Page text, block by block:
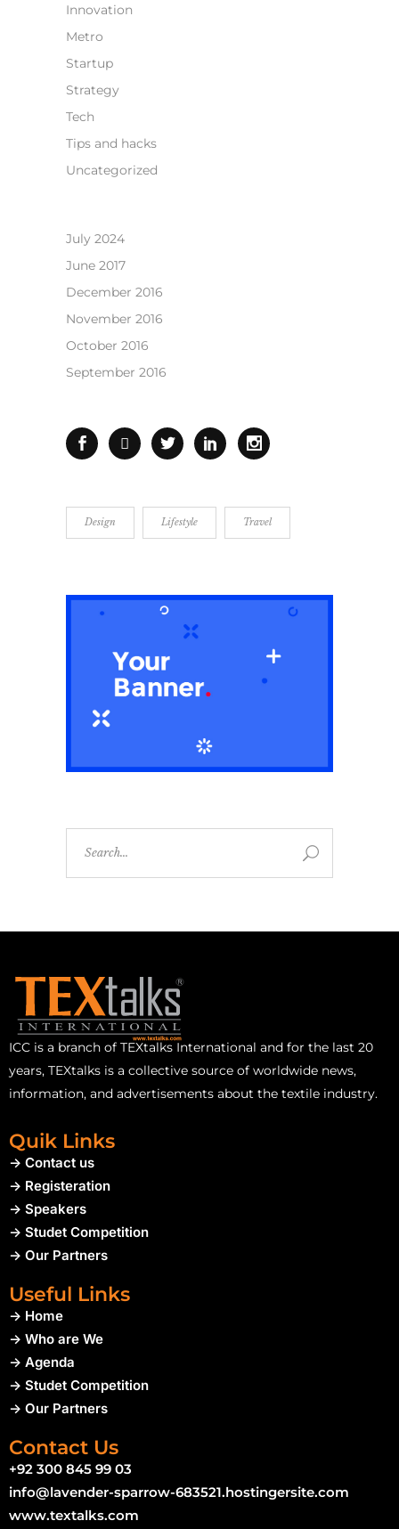
Innovation
Metro
Startup
Strategy
Tech
Tips and hacks
Uncategorized
July 2024
June 2017
December 2016
November 2016
October 2016
September 2016
Design Lifestyle Travel
ICC is a branch of TEXtalks International and for the last 20
years, TEXtalks is a collective source of worldwide news,
information, and advertisements about the textile industry.
Quik Links
-> Contact us
-> Registeration
-> Speakers
-> Studet Competition
-> Our Partners
Useful Links
-> Home
-> Who are We
-> Agenda
-> Studet Competition
-> Our Partners
Contact Us
+92 300 845 99 03
info@lavender-sparrow-683521.hostingersite.com
www.textalks.com